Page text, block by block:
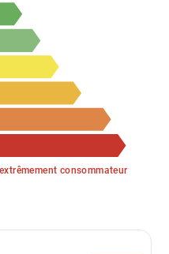
qu’à une villégiature
consommateur